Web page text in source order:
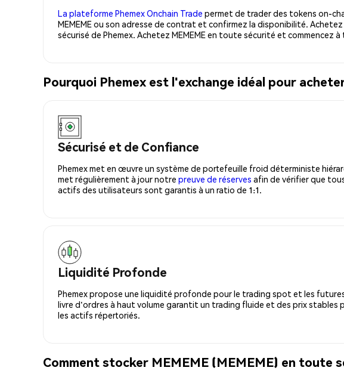
La plateforme Phemex Onchain Trade permet de trader des tokens on-
MEMEME ou son adresse de contrat et confirmez la disponibilité.
sécurisé de Phemex. Achetez MEMEME en toute sécurité et commencez
Pourquoi Phemex est l'exchange idéal pour
Sécurisé et de Confiance
Phemex met en œuvre un système de portefeuille froid déterministe
met régulièrement à jour notre preuve de réserves afin de vérifier que
actifs des utilisateurs sont garantis à un ratio de 1:1.
Liquidité Profonde
Phemex propose une liquidité profonde pour le trading spot et les
livre d'ordres à haut volume garantit un trading fluide et des prix stables
les actifs répertoriés.
Comment stocker MEMEME (MEMEME) en toute